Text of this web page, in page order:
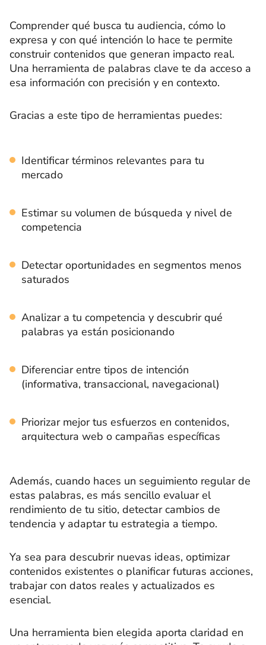
Comprender qué busca tu audiencia, cómo lo
expresa y con qué intención lo hace te permite
construir contenidos que generan impacto real.
Una herramienta de palabras clave te da acceso a
esa información con precisión y en contexto.
Gracias a este tipo de herramientas puedes:
Identificar términos relevantes para tu
mercado
Estimar su volumen de búsqueda y nivel de
competencia
Detectar oportunidades en segmentos menos
saturados
Analizar a tu competencia y descubrir qué
palabras ya están posicionando
Diferenciar entre tipos de intención
(informativa, transaccional, navegacional)
Priorizar mejor tus esfuerzos en contenidos,
arquitectura web o campañas específicas
Además, cuando haces un seguimiento regular de
estas palabras, es más sencillo evaluar el
rendimiento de tu sitio, detectar cambios de
tendencia y adaptar tu estrategia a tiempo.
Ya sea para descubrir nuevas ideas, optimizar
contenidos existentes o planificar futuras acciones,
trabajar con datos reales y actualizados es
esencial.
Una herramienta bien elegida aporta claridad en